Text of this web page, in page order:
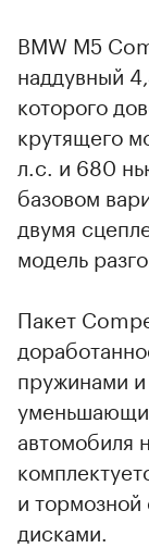
BMW M5
наддувный
которого
крутящего
л.с. и 680
базовом
двумя
модель
Пакет
пружинами
автомобиля
и
дисками.